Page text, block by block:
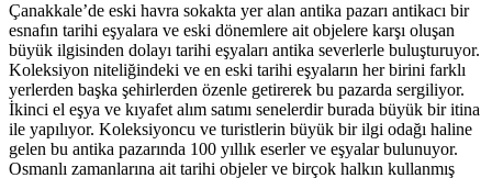
Çanakkale’de eski havra sokakta yer alan antika pazarı antikacı bir
esnafın tarihi eşyalara ve eski dönemlere ait objelere karşı oluşan
büyük ilgisinden dolayı tarihi eşyaları antika severlerle buluşturuyor.
Koleksiyon niteliğindeki ve en eski tarihi eşyaların her birini farklı
yerlerden başka şehirlerden özenle getirerek bu pazarda sergiliyor.
İkinci el eşya ve kıyafet alım satımı senelerdir burada büyük bir itina
ile yapılıyor. Koleksiyoncu ve turistlerin büyük bir ilgi odağı haline
gelen bu antika pazarında 100 yıllık eserler ve eşyalar bulunuyor.
Osmanlı zamanlarına ait tarihi objeler ve birçok halkın kullanmış